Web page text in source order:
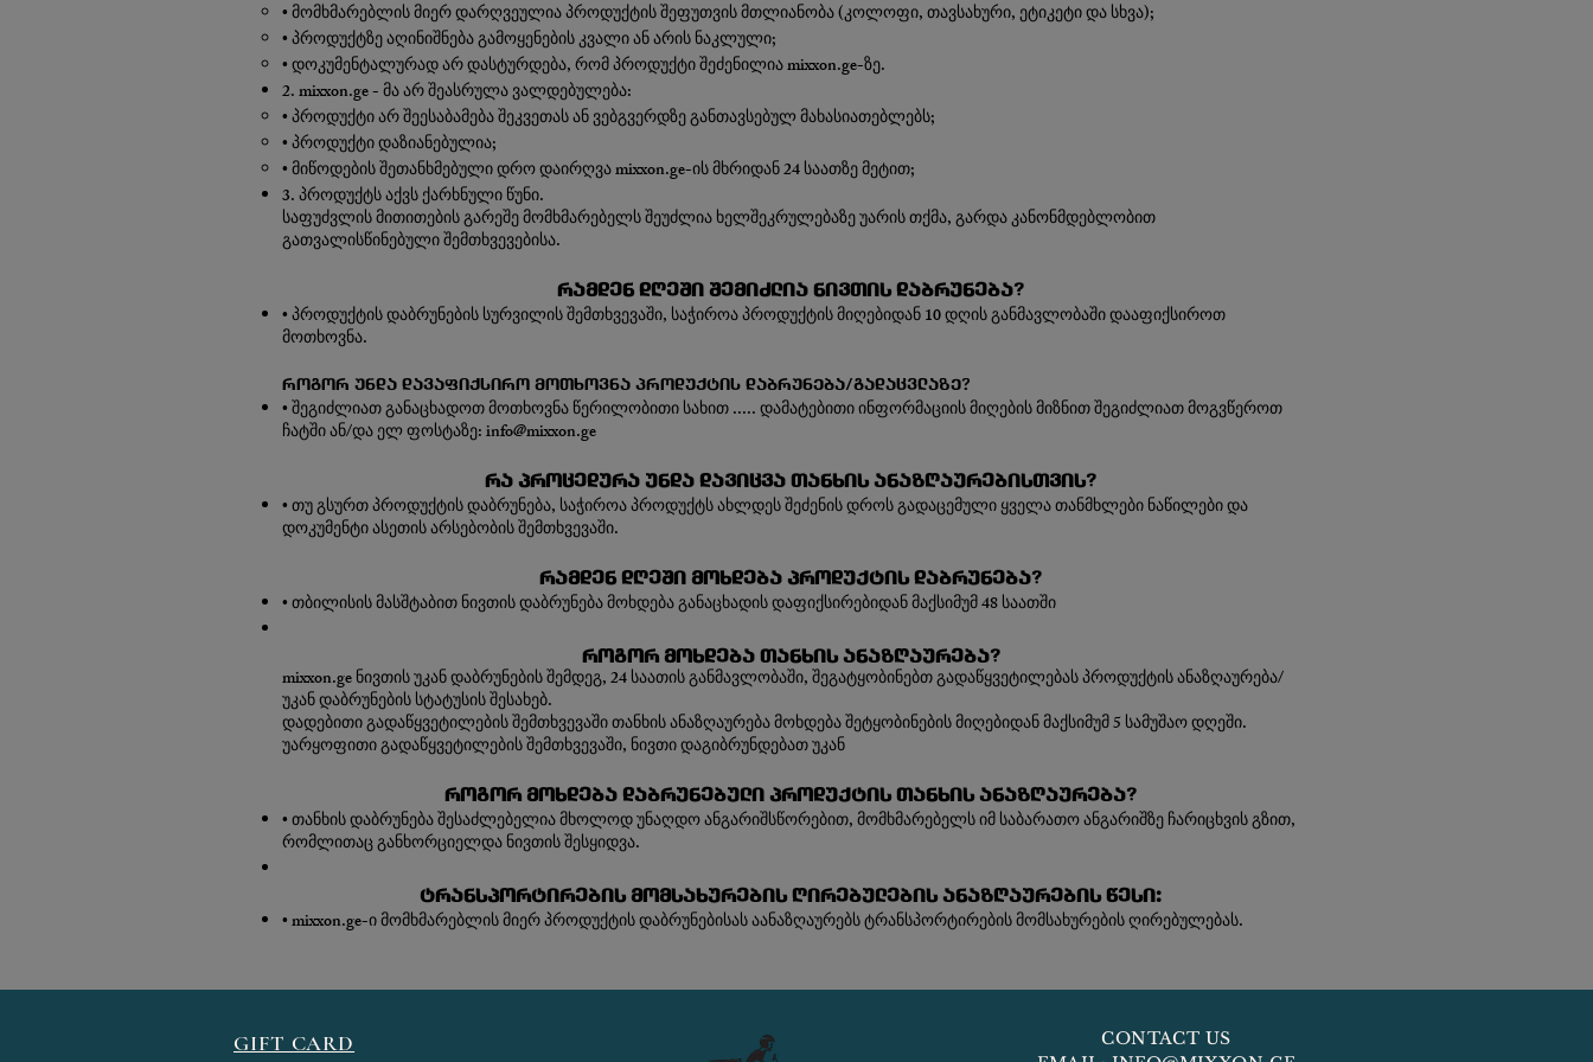
• მომხმარებლის მიერ დარღვეულია პროდუქტის შეფუთვის მთლიანობა (კოლოფი, თავსახური, ეტიკეტი და სხვა);
• პროდუქტზე აღინიშნება გამოყენების კვალი ან არის ნაკლული;
• დოკუმენტალურად არ დასტურდება, რომ პროდუქტი შეძენილია mixxon.ge-ზე.
2. mixxon.ge - მა არ შეასრულა ვალდებულება:
• პროდუქტი არ შეესაბამება შეკვეთას ან ვებგვერდზე განთავსებულ მახასიათებლებს;
• პროდუქტი დაზიანებულია;
• მიწოდების შეთანხმებული დრო დაირღვა mixxon.ge-ის მხრიდან 24 საათზე მეტით;
3. პროდუქტს აქვს ქარხნული წუნი.
საფუძვლის მითითების გარეშე მომხმარებელს შეუძლია ხელშეკრულებაზე უარის თქმა, გარდა კანონმდებლობით
გათვალისწინებული შემთხვევებისა.
რამდენ დღეში შემიძლია ნივთის დაბრუნება?
• პროდუქტის დაბრუნების სურვილის შემთხვევაში, საჭიროა პროდუქტის მიღებიდან 10 დღის განმავლობაში დააფიქსიროთ
მოთხოვნა.
როგორ უნდა დავაფიქსირო მოთხოვნა პროდუქტის დაბრუნება/გადაცვლაზე?
• შეგიძლიათ განაცხადოთ მოთხოვნა წერილობითი სახით ..... დამატებითი ინფორმაციის მიღების მიზნით შეგიძლიათ მოგვწეროთ
ჩატში ან/და ელ ფოსტაზე:info@mixxon.ge
რა პროცედურა უნდა დავიცვა თანხის ანაზღაურებისთვის?
• თუ გსურთ პროდუქტის დაბრუნება, საჭიროა პროდუქტს ახლდეს შეძენის დროს გადაცემული ყველა თანმხლები ნაწილები და
დოკუმენტი ასეთის არსებობის შემთხვევაში.
რამდენ დღეში მოხდება პროდუქტის დაბრუნება?
• თბილისის მასშტაბით ნივთის დაბრუნება მოხდება განაცხადის დაფიქსირებიდან მაქსიმუმ 48 საათში
როგორ მოხდება თანხის ანაზღაურება?
mixxon.ge ნივთის უკან დაბრუნების შემდეგ, 24 საათის განმავლობაში, შეგატყობინებთ გადაწყვეტილებას პროდუქტის ანაზღაურება/
უკან დაბრუნების სტატუსის შესახებ.
დადებითი გადაწყვეტილების შემთხვევაში თანხის ანაზღაურება მოხდება შეტყობინების მიღებიდან მაქსიმუმ 5 სამუშაო დღეში.
უარყოფითი გადაწყვეტილების შემთხვევაში, ნივთი დაგიბრუნდებათ უკან
როგორ მოხდება დაბრუნებული პროდუქტის თანხის ანაზღაურება?
• თანხის დაბრუნება შესაძლებელია მხოლოდ უნაღდო ანგარიშსწორებით, მომხმარებელს იმ საბარათო ანგარიშზე ჩარიცხვის გზით,
რომლითაც განხორციელდა ნივთის შესყიდვა.
ტრანსპორტირების მომსახურების ღირებულების ანაზღაურების წესი:
• mixxon.ge-ი მომხმარებლის მიერ პროდუქტის დაბრუნებისას აანაზღაურებს ტრანსპორტირების მომსახურების ღირებულებას.
GIFT CARD
CONTACT US